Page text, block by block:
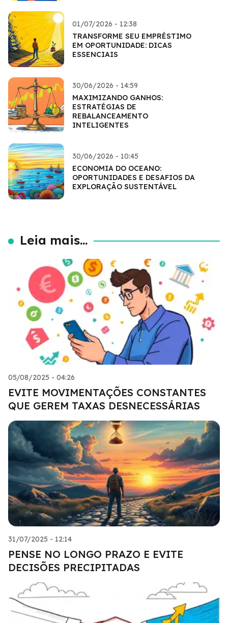
01/07/2026 - 12:38
TRANSFORME SEU EMPRÉSTIMO
EM OPORTUNIDADE: DICAS
ESSENCIAIS
30/06/2026 - 14:59
MAXIMIZANDO GANHOS:
ESTRATÉGIAS DE
REBALANCEAMENTO
INTELIGENTES
30/06/2026 - 10:45
ECONOMIA DO OCEANO:
OPORTUNIDADES E DESAFIOS DA
EXPLORAÇÃO SUSTENTÁVEL
Leia mais...
05/08/2025 - 04:26
EVITE MOVIMENTAÇÕES CONSTANTES
QUE GEREM TAXAS DESNECESSÁRIAS
31/07/2025 - 12:14
PENSE NO LONGO PRAZO E EVITE
DECISÕES PRECIPITADAS